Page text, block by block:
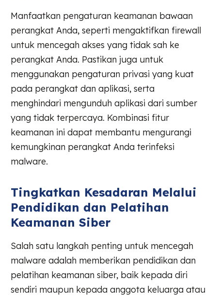
Manfaatkan pengaturan keamanan bawaan
perangkat Anda, seperti mengaktifkan firewall
untuk mencegah akses yang tidak sah ke
perangkat Anda. Pastikan juga untuk
menggunakan pengaturan privasi yang kuat
pada perangkat dan aplikasi, serta
menghindari mengunduh aplikasi dari sumber
yang tidak terpercaya. Kombinasi fitur
keamanan ini dapat membantu mengurangi
kemungkinan perangkat Anda terinfeksi
malware.
Tingkatkan Kesadaran Melalui
Pendidikan dan Pelatihan
Keamanan Siber
Salah satu langkah penting untuk mencegah
malware adalah memberikan pendidikan dan
pelatihan keamanan siber, baik kepada diri
sendiri maupun kepada anggota keluarga atau